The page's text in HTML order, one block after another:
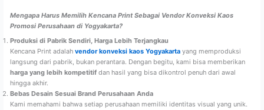
Mengapa Harus Memilih Kencana Print Sebagai Vendor Konveksi Kaos
Promosi Perusahaan di Yogyakarta?
Produksi di Pabrik Sendiri, Harga Lebih Terjangkau
Kencana Print adalah vendor konveksi kaos Yogyakartayang memproduksi
langsung dari pabrik, bukan perantara. Dengan begitu, kami bisa memberikan
harga yang lebih kompetitifdan hasil yang bisa dikontrol penuh dari awal
hingga akhir.
Bebas Desain Sesuai Brand Perusahaan Anda
Kami memahami bahwa setiap perusahaan memiliki identitas visual yang unik.